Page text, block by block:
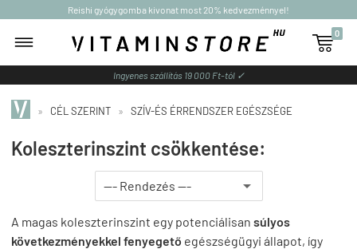
Reishi gyógygomba kivonat most 20% kedvezménnyel!

0
Ingyenes szállítás 19 000 Ft-tól ✓
» CÉL SZERINT » SZÍV-ÉS ÉRRENDSZER EGÉSZSÉGE
Koleszterinszint csökkentése:
A magas koleszterinszint egy potenciálisan súlyos
következményekkel fenyegető egészségügyi állapot, így